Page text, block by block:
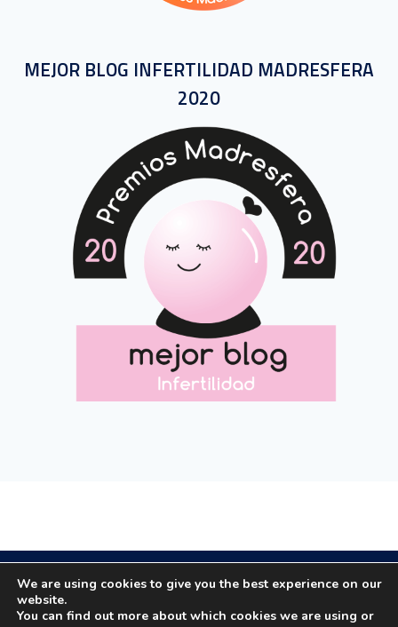
MEJOR BLOG INFERTILIDAD MADRESFERA
2020
Copyright © 2020 All rights reserved.
We are using cookies to give you the best experience on our
website.
You can find out more about which cookies we are using or